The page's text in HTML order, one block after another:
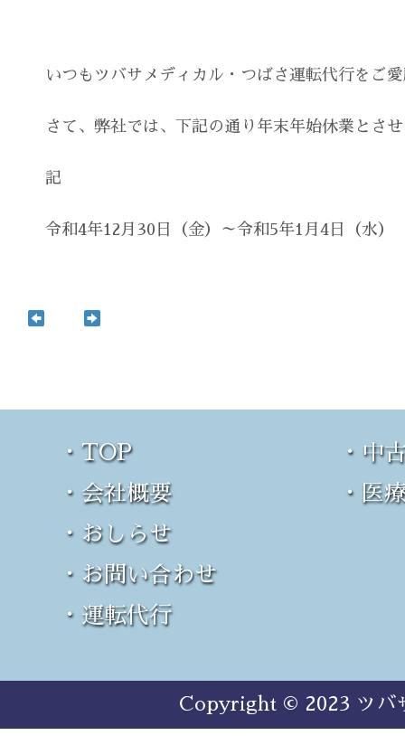
会社概要Company Profile
おしらせ Latest news
いつもツバサメディカル・つばさ運転代行をご
さて、弊社では、下記の通り年末年始休業とさ
記
令和4年12月30日（金）～令和5年1月4日（水）
・TOP
・会社概要
・おしらせ
・お問い合わせ
・運転代行
・中
・医
Copyright © 2023 ツバ